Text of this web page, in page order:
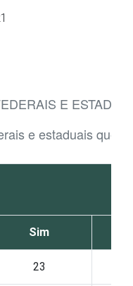
E
e estaduais que
Sim
23